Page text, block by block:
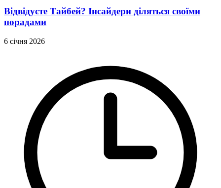
Відвідуєте Тайбей? Інсайдери діляться своїми
порадами
6 січня 2026